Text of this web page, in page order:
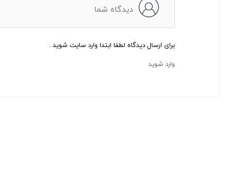
دیدگاه شما
برای ارسال دیدگاه لطفا ابتدا وارد سایت شوید .
وارد شوید